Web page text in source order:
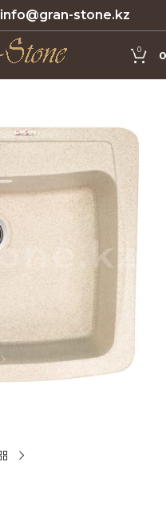
info@gran-stone.kz
0 0